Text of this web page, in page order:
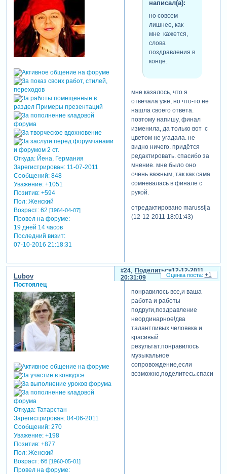
Откуда:Йена, Германия
Зарегистрирован: 11-07-2011
Сообщений:848
Уважение: +1051
Позитив: +594
Пол:Женский
Возраст:62 [1964-04-07]
Провел на форуме:
19 дней 14 часов
Последний визит:
07-10-2016 21:18:31
написал(а):
но совсем
лишнее, как
мне кажется,
слова
поздравления в
конце.
мне казалось, что я
отвечала уже, но что-то не
нашла своего ответа.
поэтому напишу, финал
изменила, да только вот с
цветом не угадала. не
видно ничего. придётся
редактировать. спасибо за
мнение. мне было оно
очень важным, так как сама
сомневалась в финале с
рукой.
отредактировано marussija
(12-12-2011 18:01:43)
Поделиться
24
12-12-2011
20:31:09
Lubov
Постоялец
Откуда:Татарстан
Зарегистрирован: 04-06-2011
Сообщений:270
Уважение: +198
Позитив: +877
Пол:Женский
Возраст:66 [1960-05-01]
Провел на форуме:
понравилось все,и ваша
работа и работы
подруги,поздравление
неординарное!два
талантливых человека и
красивый
результат.понравилось
музыкальное
сопровождение,если
возможно,поделитесь.спасибо!
+1